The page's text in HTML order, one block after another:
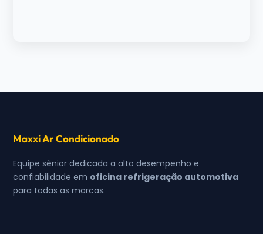
Maxxi Ar Condicionado
Equipe sênior dedicada a alto desempenho e
confiabilidade em oficina refrigeração automotiva
para todas as marcas.